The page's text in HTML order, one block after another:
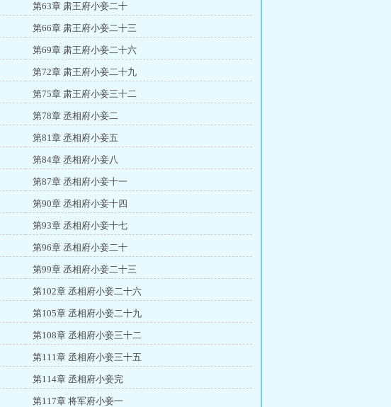
第63章 肃王府小妾二十
第66章 肃王府小妾二十三
第69章 肃王府小妾二十六
第72章 肃王府小妾二十九
第75章 肃王府小妾三十二
第78章 丞相府小妾二
第81章 丞相府小妾五
第84章 丞相府小妾八
第87章 丞相府小妾十一
第90章 丞相府小妾十四
第93章 丞相府小妾十七
第96章 丞相府小妾二十
第99章 丞相府小妾二十三
第102章 丞相府小妾二十六
第105章 丞相府小妾二十九
第108章 丞相府小妾三十二
第111章 丞相府小妾三十五
第114章 丞相府小妾完
第117章 将军府小妾一